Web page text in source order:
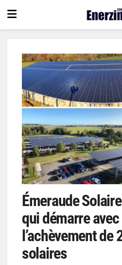
Émeraude
qui démarre avec
l’achèvement de
solaires